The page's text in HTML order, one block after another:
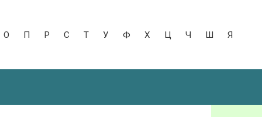
О П Р С Т У Ф Х Ц Ч Ш Я